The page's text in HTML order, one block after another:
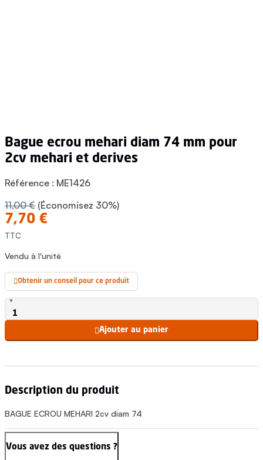
bague ecrou mehari diam 74 mm pour
2cv mehari et derives
Référence : ME1426
11,00 € (Économisez 30%)
7,70 €
TTC
Vendu à l'unité
Obtenir un conseil pour ce produit
Ajouter au panier
Description du produit
BAGUE ECROU MEHARI 2cv diam 74
Vous avez des questions ?